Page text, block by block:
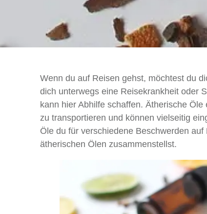
Wenn du auf Reisen gehst, möchtest du
dich unterwegs eine Reisekrankheit oder
kann hier Abhilfe schaffen. Ätherische
zu transportieren und können vielseitig
Öle du für verschiedene Beschwerden
ätherischen Ölen zusammenstellst.